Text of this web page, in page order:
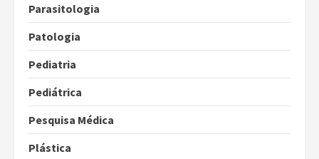
Parasitologia
Patologia
Pediatria
Pediátrica
Pesquisa Médica
Plástica